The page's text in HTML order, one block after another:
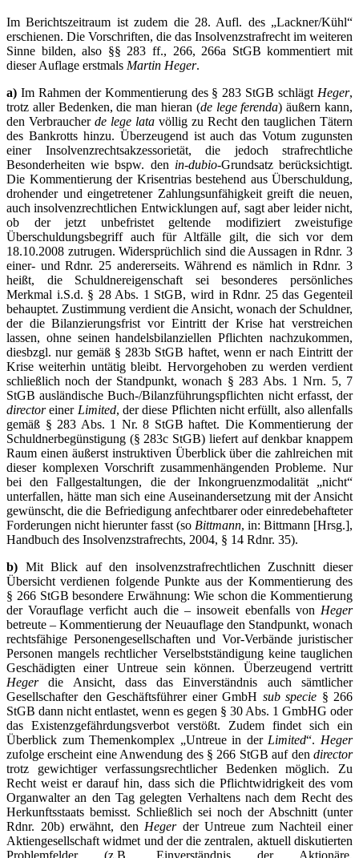
Im Berichtszeitraum ist zudem die 28. Aufl. des „Lackner/Kühl“
erschienen. Die Vorschriften, die das Insolvenzstrafrecht im weiteren
Sinne bilden, also §§ 283 ff., 266, 266a StGB kommentiert mit
dieser Auflage erstmals Martin Heger.
a) Im Rahmen der Kommentierung des § 283 StGB schlägt Heger,
trotz aller Bedenken, die man hieran (de lege ferenda) äußern kann,
den Verbraucher de lege lata völlig zu Recht den tauglichen Tätern
des Bankrotts hinzu. Überzeugend ist auch das Votum zugunsten
einer Insolvenzrechtsakzessorietät, die jedoch strafrechtliche
Besonderheiten wie bspw. den in-dubio-Grundsatz berücksichtigt.
Die Kommentierung der Krisentrias bestehend aus Überschuldung,
drohender und eingetretener Zahlungsunfähigkeit greift die neuen,
auch insolvenzrechtlichen Entwicklungen auf, sagt aber leider nicht,
ob der jetzt unbefristet geltende modifiziert zweistufige
Überschuldungsbegriff auch für Altfälle gilt, die sich vor dem
18.10.2008 zutrugen. Widersprüchlich sind die Aussagen in Rdnr. 3
einer- und Rdnr. 25 andererseits. Während es nämlich in Rdnr. 3
heißt, die Schuldnereigenschaft sei besonderes persönliches
Merkmal i.S.d. § 28 Abs. 1 StGB, wird in Rdnr. 25 das Gegenteil
behauptet. Zustimmung verdient die Ansicht, wonach der Schuldner,
der die Bilanzierungsfrist vor Eintritt der Krise hat verstreichen
lassen, ohne seinen handelsbilanziellen Pflichten nachzukommen,
diesbzgl. nur gemäß § 283b StGB haftet, wenn er nach Eintritt der
Krise weiterhin untätig bleibt. Hervorgehoben zu werden verdient
schließlich noch der Standpunkt, wonach § 283 Abs. 1 Nrn. 5, 7
StGB ausländische Buch-/Bilanzführungspflichten nicht erfasst, der
directoreiner Limited, der diese Pflichten nicht erfüllt, also allenfalls
gemäß § 283 Abs. 1 Nr. 8 StGB haftet. Die Kommentierung der
Schuldnerbegünstigung (§ 283c StGB) liefert auf denkbar knappem
Raum einen äußerst instruktiven Überblick über die zahlreichen mit
dieser komplexen Vorschrift zusammenhängenden Probleme. Nur
bei den Fallgestaltungen, die der Inkongruenzmodalität „nicht“
unterfallen, hätte man sich eine Auseinandersetzung mit der Ansicht
gewünscht, die die Befriedigung anfechtbarer oder einredebehafteter
Forderungen nicht hierunter fasst (so Bittmann, in: Bittmann [Hrsg.],
Handbuch des Insolvenzstrafrechts, 2004, § 14 Rdnr. 35).
b) Mit Blick auf den insolvenzstrafrechtlichen Zuschnitt dieser
Übersicht verdienen folgende Punkte aus der Kommentierung des
§ 266 StGB besondere Erwähnung: Wie schon die Kommentierung
der Vorauflage verficht auch die – insoweit ebenfalls von Heger
betreute – Kommentierung der Neuauflage den Standpunkt, wonach
rechtsfähige Personengesellschaften und Vor-Verbände juristischer
Personen mangels rechtlicher Verselbstständigung keine tauglichen
Geschädigten einer Untreue sein können. Überzeugend vertritt
Hegerdie Ansicht, dass das Einverständnis auch sämtlicher
Gesellschafter den Geschäftsführer einer GmbH sub specie § 266
StGB dann nicht entlastet, wenn es gegen § 30 Abs. 1 GmbHG oder
das Existenzgefährdungsverbot verstößt. Zudem findet sich ein
Überblick zum Themenkomplex „Untreue in der Limited“. Heger
zufolge erscheint eine Anwendung des § 266 StGB auf den director
trotz gewichtiger verfassungsrechtlicher Bedenken möglich. Zu
Recht weist er darauf hin, dass sich die Pflichtwidrigkeit des vom
Organwalter an den Tag gelegten Verhaltens nach dem Recht des
Herkunftsstaats bemisst. Schließlich sei noch der Abschnitt (unter
Rdnr. 20b) erwähnt, den Hegerder Untreue zum Nachteil einer
Aktiengesellschaft widmet und der die zentralen, aktuell diskutierten
Problemfelder (z.B. Einverständnis der Aktionäre,